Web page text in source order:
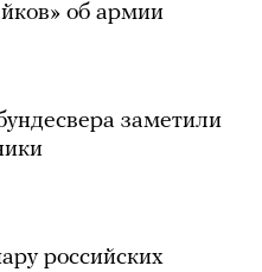
об армии
заметили
российских